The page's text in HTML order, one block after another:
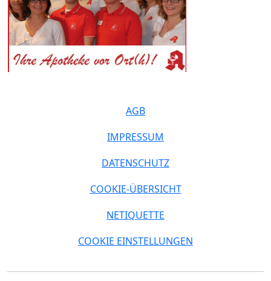
AGB
IMPRESSUM
DATENSCHUTZ
COOKIE-ÜBERSICHT
NETIQUETTE
COOKIE EINSTELLUNGEN